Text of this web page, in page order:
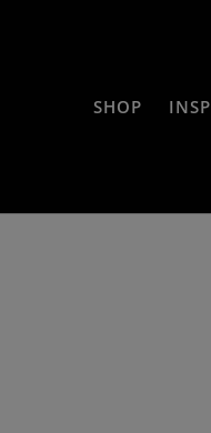
SHOP